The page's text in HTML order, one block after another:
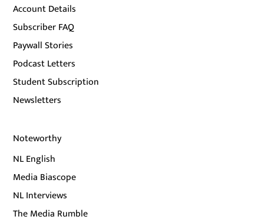
Account Details
Subscriber FAQ
Paywall Stories
Podcast Letters
Student Subscription
Newsletters
Noteworthy
NL English
Media Biascope
NL Interviews
The Media Rumble